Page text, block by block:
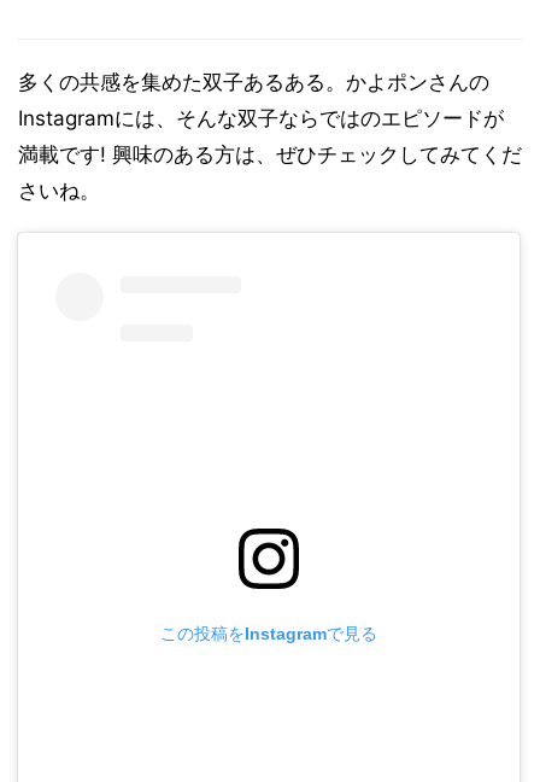
多くの共感を集めた双子あるある。かよポンさんの
Instagramには、そんな双子ならではのエピソードが
満載です! 興味のある方は、ぜひチェックしてみてくだ
さいね。
この投稿をInstagramで見る